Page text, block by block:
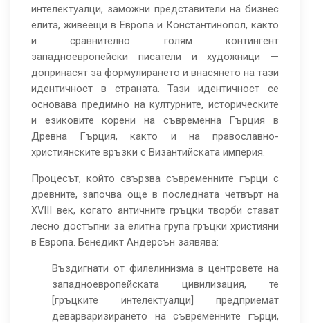
интелектуалци, заможни представители на бизнес
елита, живеещи в Европа и Константинопол, както
и сравнително голям контингент
западноевропейски писатели и художници —
допринасят за формулирането и внасянето на тази
идентичност в страната. Тази идентичност се
основава предимно на културните, историческите
и езиковите корени на съвременна Гърция в
Древна Гърция, както и на православно-
християнските връзки с Византийската империя.
Процесът, който свързва съвременните гърци с
древните, започва още в последната четвърт на
XVIII век, когато античните гръцки творби стават
лесно достъпни за елитна група гръцки християни
в Европа. Бенедикт Андерсън заявява:
Въздигнати от филелинизма в центровете на
западноевропейската цивилизация, те
[гръцките интелектуалци] предприемат
деварваризирането на съвременните гърци,